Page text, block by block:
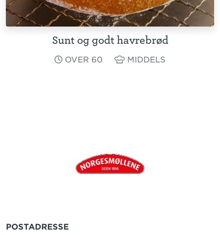
Sunt og godt havrebrød
OVER 60 MIDDELS
POSTADRESSE